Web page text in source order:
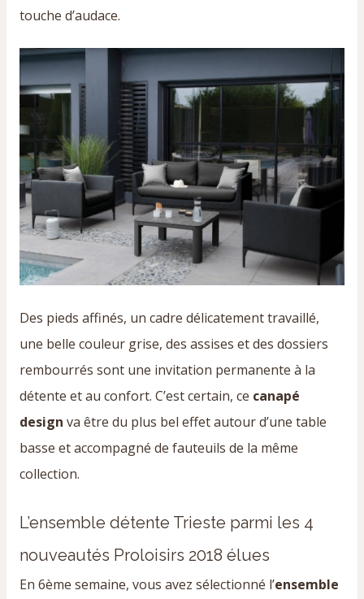
touche d’audace.
Des pieds affinés, un cadre délicatement travaillé,
une belle couleur grise, des assises et des dossiers
rembourrés sont une invitation permanente à la
détente et au confort. C’est certain, ce canapé
design va être du plus bel effet autour d’une table
basse et accompagné de fauteuils de la même
collection.
L’ensemble détente Trieste parmi les 4
nouveautés Proloisirs 2018 élues
En 6ème semaine, vous avez sélectionné l’ensemble